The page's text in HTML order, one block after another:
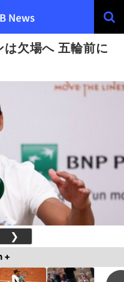
欠場へ 五輪前に
❯
+